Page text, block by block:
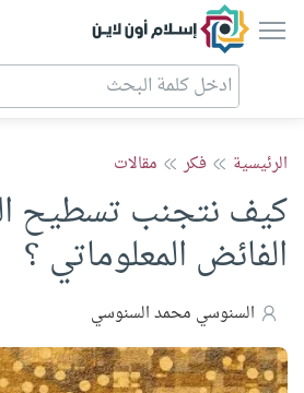
إسلام أون لاين
الرئيسية فكر مقالات
كيف نتجنب تسطيح
الفائض المعلوماتي ؟
السنوسي محمد السنوسي